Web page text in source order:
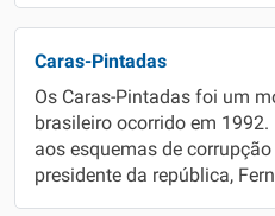
Caras-Pintadas
Os Caras-Pintadas foi um
brasileiro ocorrido em
aos esquemas de
presidente da república,